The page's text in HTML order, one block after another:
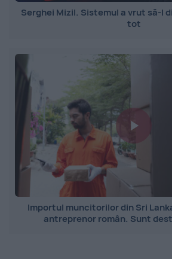
Serghei Mizil. Sistemul a vrut să-l
tot
Importul muncitorilor din Sri
antreprenor român. Sunt